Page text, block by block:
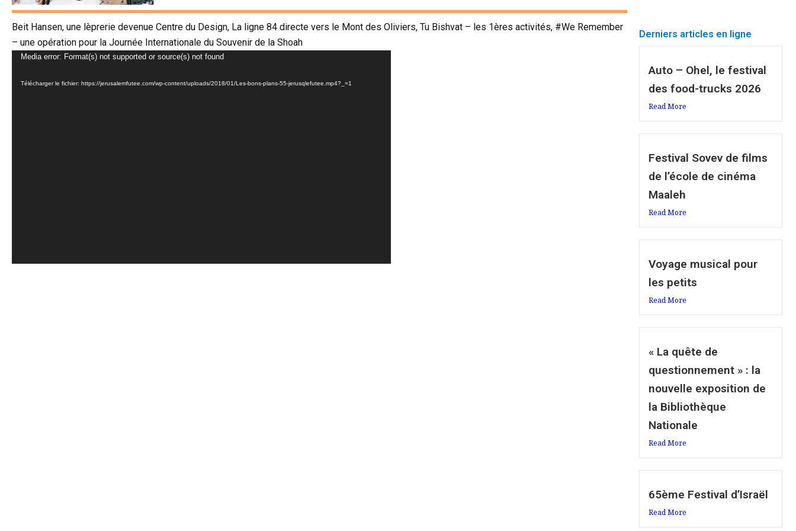
Beit Hansen, une lèprerie devenue Centre du Design, La ligne 84 directe vers le Mont des Oliviers, Tu Bishvat – les 1ères activités, #We Remember
– une opération pour la Journée Internationale du Souvenir de la Shoah
Lecteur
Media error: Format(s) not supported or source(s) not found
Télécharger le fichier: https://jerusalemfutee.com/wp-content/uploads/2018/01/Les-bons-plans-55-jerusqlefutee.mp4?_=1
Derniers articles en ligne
Auto – Ohel, le festival
des food-trucks 2026
Read More
Festival Sovev de films
de l’école de cinéma
Maaleh
Read More
Voyage musical pour
les petits
Read More
« La quête de
questionnement » : la
nouvelle exposition de
la Bibliothèque
Nationale
Read More
65ème Festival d’Israël
Read More